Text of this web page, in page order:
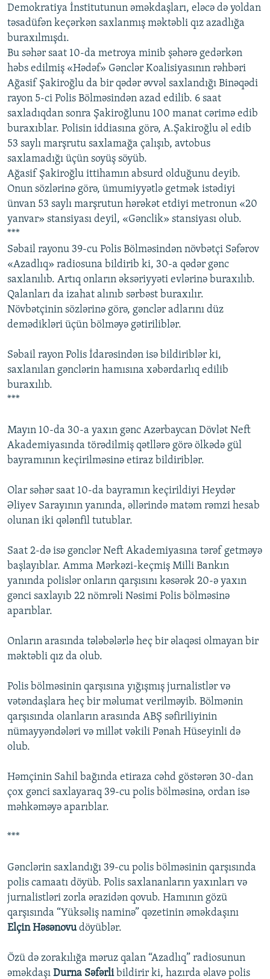
Demokratiya İnstitutunun əməkdaşları, eləcə də yoldan
təsadüfən keçərkən saxlanmış məktəbli qız azadlığa
buraxılmışdı.
Bu səhər saat 10-da metroya minib şəhərə gedərkən
həbs edilmiş «Hədəf» Gənclər Koalisiyasının rəhbəri
Ağasif Şakiroğlu da bir qədər əvvəl saxlandığı Binəqədi
rayon 5-ci Polis Bölməsindən azad edilib. 6 saat
saxladıqdan sonra Şakiroğlunu 100 manat cərimə edib
buraxıblar. Polisin iddiasına görə, A.Şakiroğlu əl edib
53 saylı marşrutu saxlamağa çalışıb, avtobus
saxlamadığı üçün soyüş söyüb.
Ağasif Şakiroğlu ittihamın absurd olduğunu deyib.
Onun sözlərinə görə, ümumiyyətlə getmək istədiyi
ünvan 53 saylı marşrutun hərəkət etdiyi metronun «20
yanvar» stansiyası deyil, «Gənclik» stansiyası olub.
***
Səbail rayonu 39-cu Polis Bölməsindən növbətçi Səfərov
«Azadlıq» radiosuna bildirib ki, 30-a qədər gənc
saxlanılıb. Artıq onların əksəriyyəti evlərinə buraxılıb.
Qalanları da izahat alınıb sərbəst buraxılır.
Növbətçinin sözlərinə görə, gənclər adlarını düz
demədikləri üçün bölməyə gətiriliblər.
Səbail rayon Polis İdarəsindən isə bildiriblər ki,
saxlanılan gənclərin hamısına xəbərdarlıq edilib
buraxılıb.
***
Mayın 10-da 30-a yaxın gənc Azərbaycan Dövlət Neft
Akademiyasında törədilmiş qətllərə görə ölkədə gül
bayramının keçirilməsinə etiraz bildiriblər.
Olar səhər saat 10-da bayramın keçirildiyi Heydər
Əliyev Sarayının yanında, əllərində matəm rəmzi hesab
olunan iki qələnfil tutublar.
Saat 2-də isə gənclər Neft Akademiyasına tərəf getməyə
başlayıblar. Amma Mərkəzi-keçmiş Milli Bankın
yanında polislər onların qarşısını kəsərək 20-ə yaxın
gənci saxlayıb 22 nömrəli Nəsimi Polis bölməsinə
aparıblar.
Onların arasında tələbələrlə heç bir əlaqəsi olmayan bir
məktəbli qız da olub.
Polis bölməsinin qarşısına yığışmış jurnalistlər və
vətəndaşlara heç bir məlumat verilməyib. Bölmənin
qarşısında olanların arasında ABŞ səfiriliyinin
nümayyəndələri və millət vəkili Pənah Hüseyinli də
olub.
Həmçinin Sahil bağında etiraza cəhd göstərən 30-dan
çox gənci saxlayaraq 39-cu polis bölməsinə, ordan isə
məhkəməyə aparıblar.
***
Gənclərin saxlandığı 39-cu polis bölməsinin qarşısında
polis camaatı döyüb. Polis saxlananların yaxınları və
jurnalistləri zorla ərazidən qovub. Hamının gözü
qarşısında “Yüksəliş naminə” qəzetinin əməkdaşını
Elçin Həsənovudöyüblər.
Özü də zorakılığa məruz qalan “Azadlıq” radiosunun
əməkdaşı Durna Səfərlibildirir ki, hazırda əlavə polis